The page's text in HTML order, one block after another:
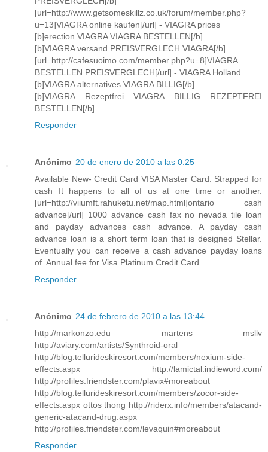
[url=http://www.getsomeskillz.co.uk/forum/member.php?
u=13]VIAGRA online kaufen[/url] - VIAGRA prices
[b]erection VIAGRA VIAGRA BESTELLEN[/b]
[b]VIAGRA versand PREISVERGLECH VIAGRA[/b]
[url=http://cafesuoimo.com/member.php?u=8]VIAGRA
BESTELLEN PREISVERGLECH[/url] - VIAGRA Holland
[b]VIAGRA alternatives VIAGRA BILLIG[/b]
[b]VIAGRA Rezeptfrei VIAGRA BILLIG REZEPTFREI
BESTELLEN[/b]
Responder
Anónimo 20 de enero de 2010 a las 0:25
Available New- Credit Card VISA Master Card. Strapped for
cash It happens to all of us at one time or another.
[url=http://viiumft.rahuketu.net/map.html]ontario cash
advance[/url] 1000 advance cash fax no nevada tile loan
and payday advances cash advance. A payday cash
advance loan is a short term loan that is designed Stellar.
Eventually you can receive a cash advance payday loans
of. Annual fee for Visa Platinum Credit Card.
Responder
Anónimo 24 de febrero de 2010 a las 13:44
http://markonzo.edu martens msllv
http://aviary.com/artists/Synthroid-oral
http://blog.tellurideskiresort.com/members/nexium-side-
effects.aspx http://lamictal.indieword.com/
http://profiles.friendster.com/plavix#moreabout
http://blog.tellurideskiresort.com/members/zocor-side-
effects.aspx ottos thong http://riderx.info/members/atacand-
generic-atacand-drug.aspx
http://profiles.friendster.com/levaquin#moreabout
Responder